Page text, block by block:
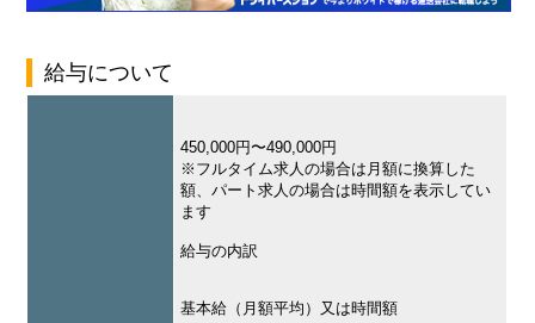
給与について
450,000円〜490,000円
※フルタイム求人の場合は月額に換算した
額、パート求人の場合は時間額を表示してい
ます
給与の内訳
基本給（月額平均）又は時間額